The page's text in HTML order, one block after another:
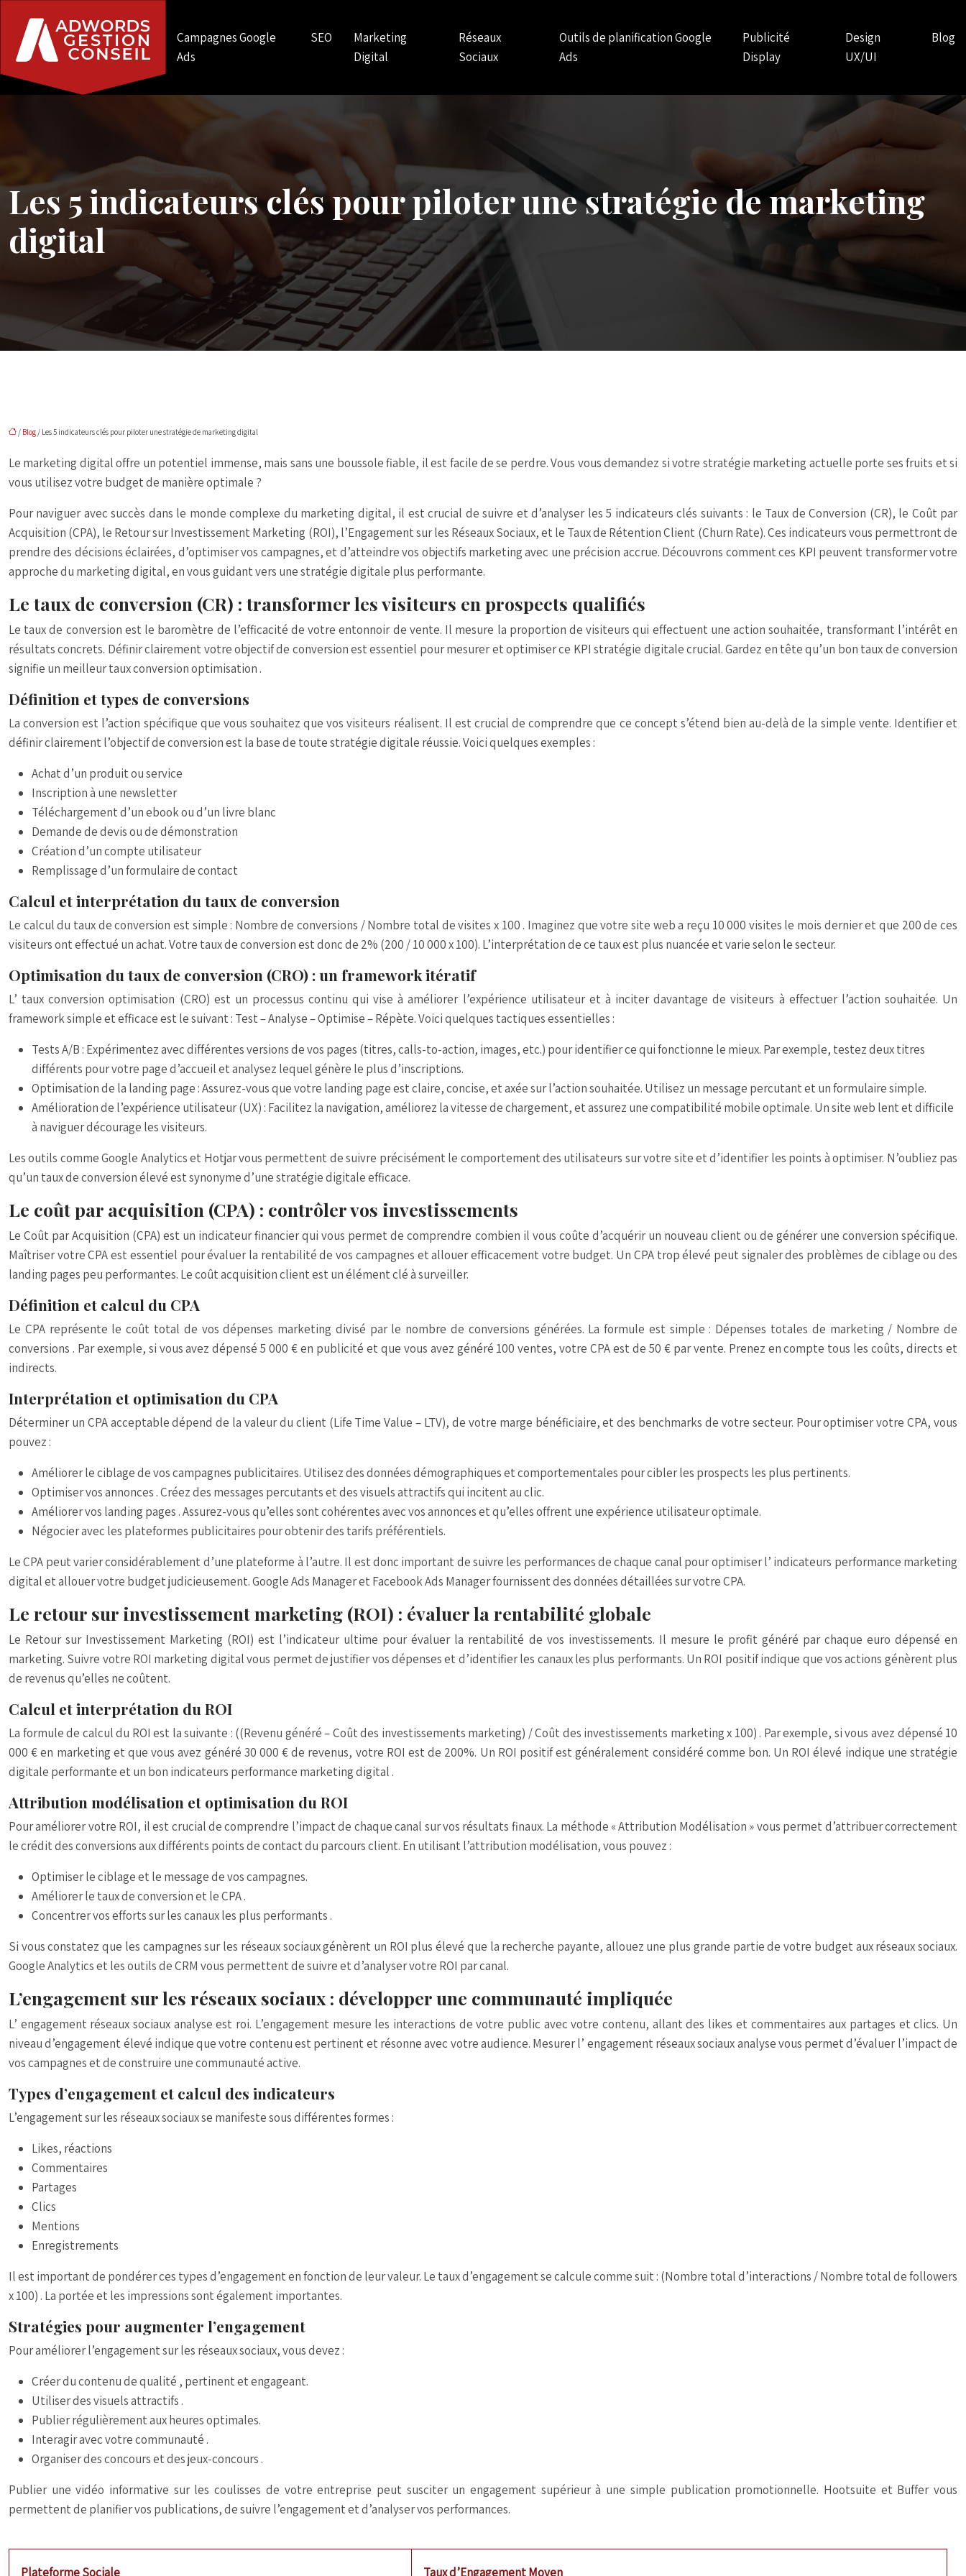
Campagnes Google
Ads
SEO
Marketing
Digital
Réseaux
Sociaux
Outils de planification Google
Ads
Publicité
Display
Design
UX/UI
Blog
Les 5 indicateurs clés pour piloter une stratégie de marketing
digital
/ Blog / Les 5 indicateurs clés pour piloter une stratégie de marketing digital
Le marketing digital offre un potentiel immense, mais sans une boussole fiable, il est facile de se perdre. Vous vous demandez si votre stratégie marketing actuelle porte ses fruits et si
vous utilisez votre budget de manière optimale ?
Pour naviguer avec succès dans le monde complexe du marketing digital, il est crucial de suivre et d’analyser les 5 indicateurs clés suivants : le Taux de Conversion (CR), le Coût par
Acquisition (CPA), le Retour sur Investissement Marketing (ROI), l’Engagement sur les Réseaux Sociaux, et le Taux de Rétention Client (Churn Rate). Ces indicateurs vous permettront de
prendre des décisions éclairées, d’optimiser vos campagnes, et d’atteindre vos objectifs marketing avec une précision accrue. Découvrons comment ces KPI peuvent transformer votre
approche du marketing digital, en vous guidant vers unestratégie digitale plus performante.
Le taux de conversion (CR) : transformer les visiteurs en prospects qualifiés
Le taux de conversion est le baromètre de l’efficacité de votre entonnoir de vente. Il mesure la proportion de visiteurs qui effectuent une action souhaitée, transformant l’intérêt en
résultats concrets. Définir clairement votre objectif de conversion est essentiel pour mesurer et optimiser ce KPI stratégie digitalecrucial. Gardez en tête qu’un bon taux de conversion
signifie un meilleurtaux conversion optimisation .
Définition et types de conversions
La conversion est l’action spécifique que vous souhaitez que vos visiteurs réalisent. Il est crucial de comprendre que ce concept s’étend bien au-delà de la simple vente. Identifier et
définir clairement l’objectif de conversion est la base de toutestratégie digitale réussie. Voici quelques exemples :
Achat d’un produit ou service
Inscription à une newsletter
Téléchargement d’un ebook ou d’un livre blanc
Demande de devis ou de démonstration
Création d’un compte utilisateur
Remplissage d’un formulaire de contact
Calcul et interprétation du taux de conversion
Le calcul du taux de conversion est simple : Nombre de conversions / Nombre total de visites x 100 . Imaginez que votre site web a reçu 10 000 visites le mois dernier et que 200 de ces
visiteurs ont effectué un achat. Votre taux de conversion est donc de 2% (200 / 10 000 x 100). L’interprétation de ce taux est plus nuancée et varie selon le secteur.
Optimisation du taux de conversion (CRO) : un framework itératif
L’ taux conversion optimisation (CRO) est un processus continu qui vise à améliorer l’expérience utilisateur et à inciter davantage de visiteurs à effectuer l’action souhaitée. Un
framework simple et efficace est le suivant : Test – Analyse – Optimise – Répète. Voici quelques tactiques essentielles :
Tests A/B : Expérimentez avec différentes versions de vos pages (titres, calls-to-action, images, etc.) pour identifier ce qui fonctionne le mieux. Par exemple, testez deux titres
différents pour votre page d’accueil et analysez lequel génère le plus d’inscriptions.
Optimisation de la landing page : Assurez-vous que votre landing page est claire, concise, et axée sur l’action souhaitée. Utilisez un message percutant et un formulaire simple.
Amélioration de l’expérience utilisateur (UX) : Facilitez la navigation, améliorez la vitesse de chargement, et assurez une compatibilité mobile optimale. Un site web lent et difficile
à naviguer décourage les visiteurs.
Les outils comme Google Analytics et Hotjar vous permettent de suivre précisément le comportement des utilisateurs sur votre site et d’identifier les points à optimiser. N’oubliez pas
qu’un taux de conversion élevé est synonyme d’unestratégie digitaleefficace.
Le coût par acquisition (CPA) : contrôler vos investissements
Le Coût par Acquisition (CPA) est un indicateur financier qui vous permet de comprendre combien il vous coûte d’acquérir un nouveau client ou de générer une conversion spécifique.
Maîtriser votre CPA est essentiel pour évaluer la rentabilité de vos campagnes et allouer efficacement votre budget. Un CPA trop élevé peut signaler des problèmes de ciblage ou des
landing pages peu performantes. Lecoût acquisition clientest un élément clé à surveiller.
Définition et calcul du CPA
Le CPA représente le coût total de vos dépenses marketing divisé par le nombre de conversions générées. La formule est simple : Dépenses totales de marketing / Nombre de
conversions . Par exemple, si vous avez dépensé 5 000 € en publicité et que vous avez généré 100 ventes, votre CPA est de 50 € par vente. Prenez en compte tous les coûts, directs et
indirects.
Interprétation et optimisation du CPA
Déterminer un CPA acceptable dépend de la valeur du client (Life Time Value – LTV), de votre marge bénéficiaire, et des benchmarks de votre secteur. Pour optimiser votre CPA, vous
pouvez :
Améliorer le ciblagede vos campagnes publicitaires. Utilisez des données démographiques et comportementales pour cibler les prospects les plus pertinents.
Optimiser vos annonces . Créez des messages percutants et des visuels attractifs qui incitent au clic.
Améliorer vos landing pages . Assurez-vous qu’elles sont cohérentes avec vos annonces et qu’elles offrent une expérience utilisateur optimale.
Négocieravec les plateformes publicitaires pour obtenir des tarifs préférentiels.
Le CPA peut varier considérablement d’une plateforme à l’autre. Il est donc important de suivre les performances de chaque canal pour optimiser l’ indicateurs performance marketing
digitalet allouer votre budget judicieusement. Google Ads Manager et Facebook Ads Manager fournissent des données détaillées sur votre CPA.
Le retour sur investissement marketing (ROI) : évaluer la rentabilité globale
Le Retour sur Investissement Marketing (ROI) est l’indicateur ultime pour évaluer la rentabilité de vos investissements. Il mesure le profit généré par chaque euro dépensé en
marketing. Suivre votre ROI marketing digitalvous permet de justifier vos dépenses et d’identifier les canaux les plus performants. Un ROI positif indique que vos actions génèrent plus
de revenus qu’elles ne coûtent.
Calcul et interprétation du ROI
La formule de calcul du ROI est la suivante : ((Revenu généré – Coût des investissements marketing) / Coût des investissements marketing x 100) . Par exemple, si vous avez dépensé 10
000 € en marketing et que vous avez généré 30 000 € de revenus, votre ROI est de 200%. Un ROI positif est généralement considéré comme bon. Un ROI élevé indique une stratégie
digitale performante et un bon indicateurs performance marketing digital .
Attribution modélisation et optimisation du ROI
Pour améliorer votre ROI, il est crucial de comprendre l’impact de chaque canal sur vos résultats finaux. La méthode « Attribution Modélisation » vous permet d’attribuer correctement
le crédit des conversions aux différents points de contact du parcours client. En utilisant l’attribution modélisation, vous pouvez :
Optimiser le ciblage et le messagede vos campagnes.
Améliorer le taux de conversion et le CPA.
Concentrer vos efforts sur les canaux les plus performants .
Si vous constatez que les campagnes sur les réseaux sociaux génèrent un ROI plus élevé que la recherche payante, allouez une plus grande partie de votre budget aux réseaux sociaux.
Google Analytics et les outils de CRM vous permettent de suivre et d’analyser votre ROI par canal.
L’engagement sur les réseaux sociaux : développer une communauté impliquée
L’ engagement réseaux sociaux analyseest roi. L’engagement mesure les interactions de votre public avec votre contenu, allant des likes et commentaires aux partages et clics. Un
niveau d’engagement élevé indique que votre contenu est pertinent et résonne avec votre audience. Mesurer l’ engagement réseaux sociaux analysevous permet d’évaluer l’impact de
vos campagnes et de construire une communauté active.
Types d’engagement et calcul des indicateurs
L’engagement sur les réseaux sociaux se manifeste sous différentes formes :
Likes, réactions
Commentaires
Partages
Clics
Mentions
Enregistrements
Il est important de pondérer ces types d’engagement en fonction de leur valeur. Le taux d’engagement se calcule comme suit : (Nombre total d’interactions / Nombre total de followers
x 100) . La portée et les impressions sont également importantes.
Stratégies pour augmenter l’engagement
Pour améliorer l’engagement sur les réseaux sociaux, vous devez :
Créer du contenu de qualité , pertinent et engageant.
Utiliser des visuels attractifs .
Publier régulièrementaux heures optimales.
Interagir avec votre communauté .
Organiser des concours et des jeux-concours .
Publier une vidéo informative sur les coulisses de votre entreprise peut susciter un engagement supérieur à une simple publication promotionnelle. Hootsuite et Buffer vous
permettent de planifier vos publications, de suivre l’engagement et d’analyser vos performances.
Plateforme Sociale Taux d’Engagement Moyen